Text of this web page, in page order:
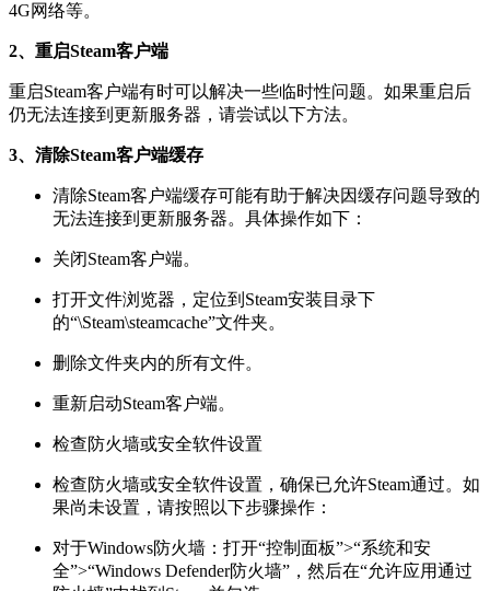
4G网络等。
2、重启Steam客户端
重启Steam客户端有时可以解决一些临时性问题。如果重启后
仍无法连接到更新服务器，请尝试以下方法。
3、清除Steam客户端缓存
清除Steam客户端缓存可能有助于解决因缓存问题导致的
无法连接到更新服务器。具体操作如下：
关闭Steam客户端。
打开文件浏览器，定位到Steam安装目录下
的“\Steam\steamcache”文件夹。
删除文件夹内的所有文件。
重新启动Steam客户端。
检查防火墙或安全软件设置
检查防火墙或安全软件设置，确保已允许Steam通过。如
果尚未设置，请按照以下步骤操作：
对于Windows防火墙：打开“控制面板”>“系统和安
全”>“Windows Defender防火墙”，然后在“允许应用通过